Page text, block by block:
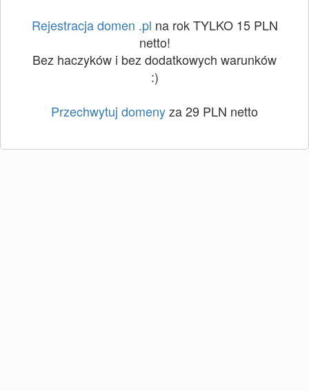
Rejestracja domen .pl na rok TYLKO 15 PLN
netto!
Bez haczyków i bez dodatkowych warunków
:)
Przechwytuj domenyza 29 PLN netto